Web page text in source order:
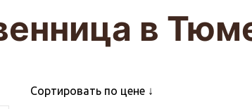
в
Сортировать по цене